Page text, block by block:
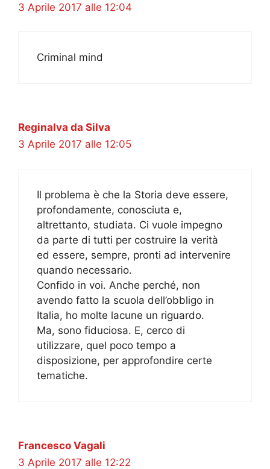
3 Aprile 2017 alle 12:04
Criminal mind
Reginalva da Silva
3 Aprile 2017 alle 12:05
Il problema è che la Storia deve essere,
profondamente, conosciuta e,
altrettanto, studiata. Ci vuole impegno
da parte di tutti per costruire la verità
ed essere, sempre, pronti ad intervenire
quando necessario.
Confido in voi. Anche perché, non
avendo fatto la scuola dell’obbligo in
Italia, ho molte lacune un riguardo.
Ma, sono fiduciosa. E, cerco di
utilizzare, quel poco tempo a
disposizione, per approfondire certe
tematiche.
Francesco Vagali
3 Aprile 2017 alle 12:22